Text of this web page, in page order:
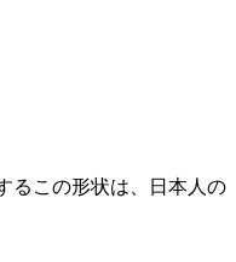
るこの形状は、日本人の